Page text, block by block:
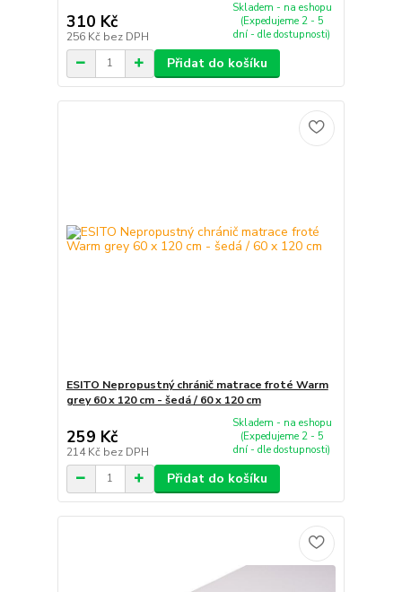
310 Kč
256 Kč bez DPH
Skladem - na eshopu
(Expedujeme 2 - 5
dní - dle dostupnosti)
Přidat do košíku
ESITO Nepropustný chránič matrace froté Warm
grey 60 x 120 cm - šedá / 60 x 120 cm
259 Kč
214 Kč bez DPH
Skladem - na eshopu
(Expedujeme 2 - 5
dní - dle dostupnosti)
Přidat do košíku